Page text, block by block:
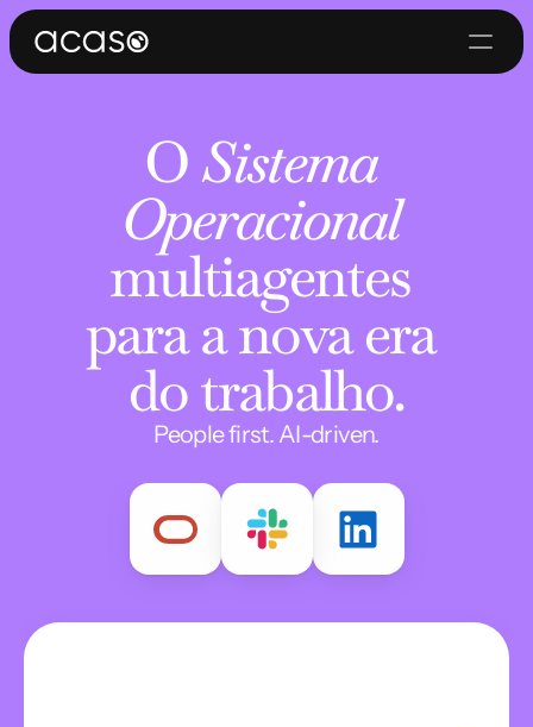
O Sistema
Operacional
multiagentes
para a nova era
do trabalho.
People first. AI-driven.